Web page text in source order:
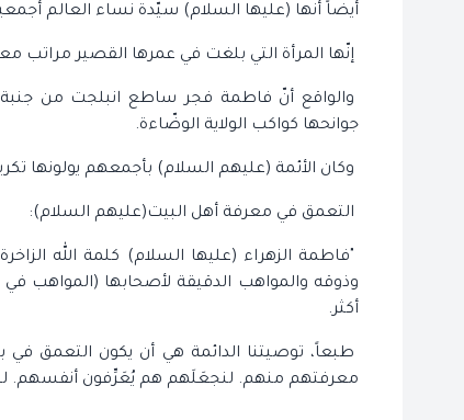
أيضاً أنها (عليها السلام) سيّدة نساء العالم
إنّها المرأة التي بلغت في عمرها القصير مراتب
والواقع أنّ فاطمة فجر ساطع انبلجت من
جوانحها كواكب الولاية الوضّاءة.
وكان الأئمة (عليهم السلام) بأجمعهم يولونها
التعمق في معرفة أهل البيت(عليهم السلام):
"فاطمة الزهراء (عليها السلام) كلمة الله
وذوقه والمواهب الدقيقة لأصحابها (المواهب في
أكثر.
طبعاً، توصيتنا الدائمة هي أن يكون التعمق في
معرفتهم منهم. لنجعَلَهم هم يُعَرِّفون أنفسهم.